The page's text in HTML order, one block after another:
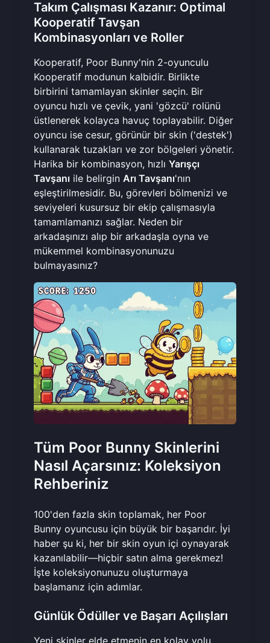
Takım Çalışması Kazanır: Optimal
Kooperatif Tavşan
Kombinasyonları ve Roller
Kooperatif, Poor Bunny'nin 2-oyunculu
Kooperatif modunun kalbidir. Birlikte
birbirini tamamlayan skinler seçin. Bir
oyuncu hızlı ve çevik, yani 'gözcü' rolünü
üstlenerek kolayca havuç toplayabilir. Diğer
oyuncu ise cesur, görünür bir skin ('destek')
kullanarak tuzakları ve zor bölgeleri yönetir.
Harika bir kombinasyon, hızlı Yarışçı
Tavşanı ile belirgin Arı Tavşanı'nın
eşleştirilmesidir. Bu, görevleri bölmenizi ve
seviyeleri kusursuz bir ekip çalışmasıyla
tamamlamanızı sağlar. Neden bir
arkadaşınızı alıp bir arkadaşla oyna ve
mükemmel kombinasyonunuzu
bulmayasınız?
Tüm Poor Bunny Skinlerini
Nasıl Açarsınız: Koleksiyon
Rehberiniz
100'den fazla skin toplamak, her Poor
Bunny oyuncusu için büyük bir başarıdır. İyi
haber şu ki, her bir skin oyun içi oynayarak
kazanılabilir—hiçbir satın alma gerekmez!
İşte koleksiyonunuzu oluşturmaya
başlamanız için adımlar.
Günlük Ödüller ve Başarı Açılışları
Yeni skinler elde etmenin en kolay yolu